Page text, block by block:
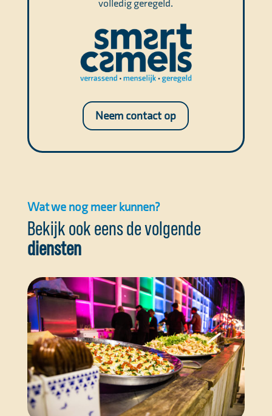
volledig geregeld.
Neem contact op
Wat we nog meer kunnen?
Bekijk ook eens de volgende
diensten